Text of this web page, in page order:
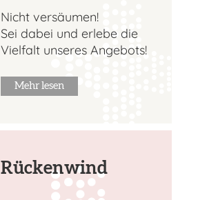
Nicht versäumen!
Sei dabei und erlebe die
Vielfalt unseres Angebots!
Mehr lesen
Rückenwind